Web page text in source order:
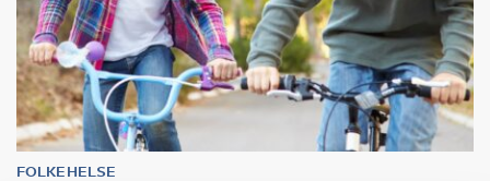
FOLKEHELSE